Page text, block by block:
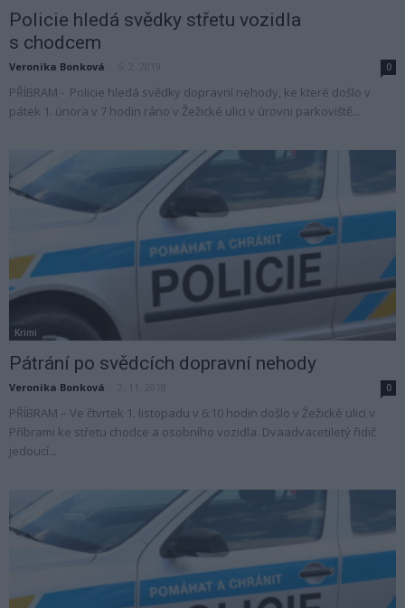
Policie hledá svědky střetu vozidla
s chodcem
Veronika Bonková 0
PŘÍBRAM - Policie hledá svědky dopravní nehody, ke které došlo v
pátek 1. února v 7 hodin ráno v Žežické ulici v úrovni parkoviště...
Krimi
Pátrání po svědcích dopravní nehody
Veronika Bonková 0
PŘÍBRAM – Ve čtvrtek 1. listopadu v 6:10 hodin došlo v Žežické ulici v
Příbrami ke střetu chodce a osobního vozidla. Dvaadvacetiletý řidič
jedoucí...